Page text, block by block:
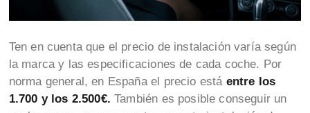
Ten en cuenta que el precio de instalación varía según
la marca y las especificaciones de cada coche. Por
norma general, en España el precio está entre los
1.700 y los 2.500€.También es posible conseguir un